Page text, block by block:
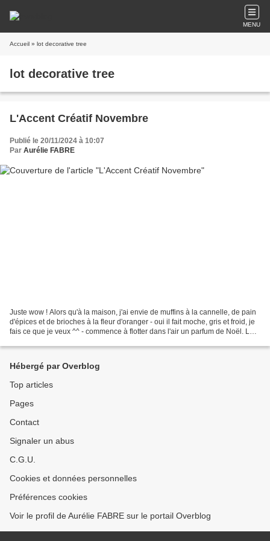
MENU
Accueil » lot decorative tree
lot decorative tree
L'Accent Créatif Novembre
Publié le 20/11/2024 à 10:07
Par Aurélie FABRE
Juste wow ! Alors qu'à la maison, j'ai envie de muffins à la cannelle, de pain
d'épices et de brioches à la fleur d'oranger - oui il fait moche, gris et froid, je
fais ce que je veux ^^ - commence à flotter dans l'air un parfum de Noël. Les
Hébergé par Overblog
Top articles
Pages
Contact
Signaler un abus
C.G.U.
Cookies et données personnelles
Préférences cookies
Voir le profil de Aurélie FABRE sur le portail Overblog